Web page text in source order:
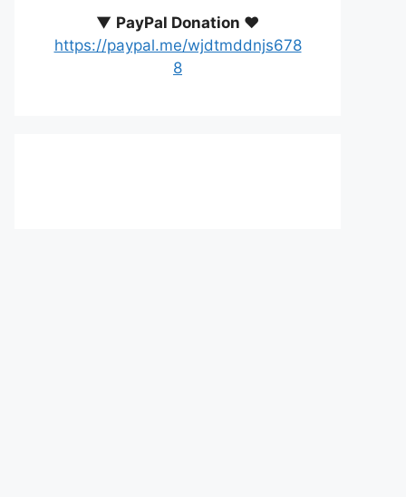
▼ PayPal Donation ♥️
https://paypal.me/wjdtmddnjs678
8